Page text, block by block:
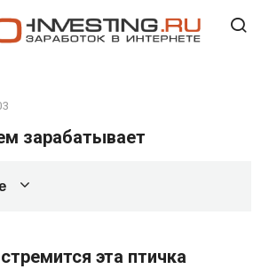
зарабатывает
эта птичка